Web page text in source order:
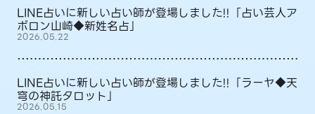
LINE占いに新しい占い師が登場しました!!「占い芸人ア
ポロン山崎◆新姓名占」
2026.05.22
LINE占いに新しい占い師が登場しました!!「ラーヤ◆天
穹の神託タロット」
2026.05.15